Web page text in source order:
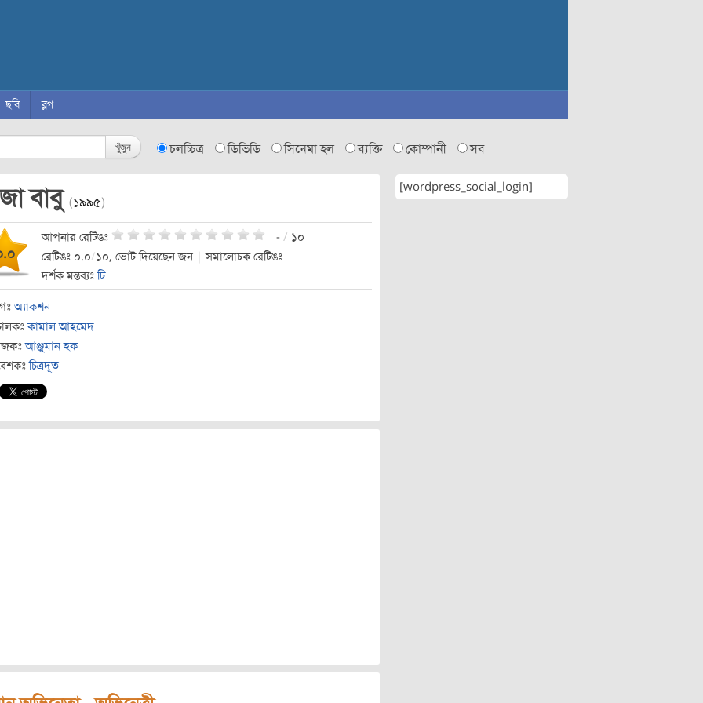
ছবি ব্লগ
খুঁজুন চলচ্চিত্র ডিভিডি সিনেমা হল ব্যক্তি কোম্পানী সব
বাবু (১৯৯৫)
আপনার রেটিঙঃ - / ১০
রেটিঙঃ ০.০/১০, ভোট দিয়েছেন জন
সমালোচক রেটিঙঃ
দর্শক মন্তব্যঃটি
অ্যাকশন
কামাল আহমেদ
আঞ্জুমান হক
চিত্রদূত
[wordpress_social_login]